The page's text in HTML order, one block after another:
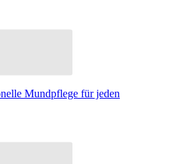
Mundpflege für jeden